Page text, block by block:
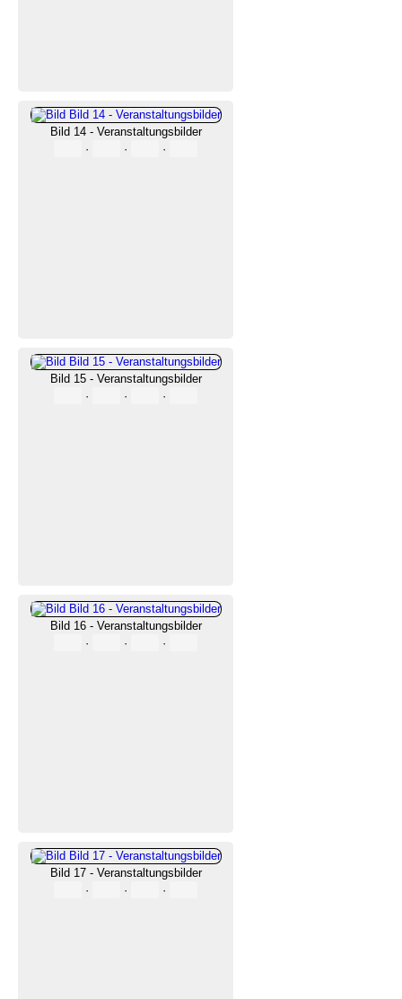
Bild 14 - Veranstaltungsbilder
·
· ·
Bild 15 - Veranstaltungsbilder
·
· ·
Bild 16 - Veranstaltungsbilder
·
· ·
Bild 17 - Veranstaltungsbilder
·
· ·